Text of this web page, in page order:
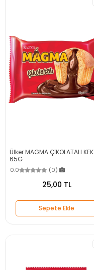
Ülker MAGMA ÇİKOLATALI KEK
65G
0.0 (0)
25,00 TL
Sepete Ekle